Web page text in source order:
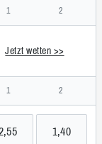
1 2
Jetzt wetten >>
1 2
1,40